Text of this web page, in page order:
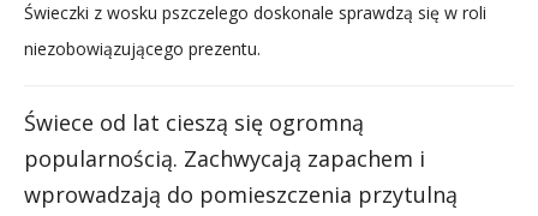
Świeczki z wosku pszczelego doskonale sprawdzą się w roli
niezobowiązującego prezentu.
Świece od lat cieszą się ogromną
popularnością. Zachwycają zapachem i
wprowadzają do pomieszczenia przytulną